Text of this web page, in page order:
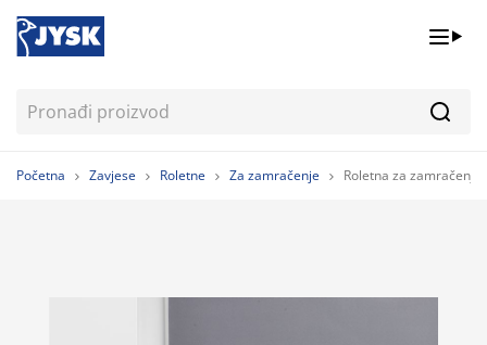
Početna Zavjese Roletne Za zamračenje Roletna za zamračenje